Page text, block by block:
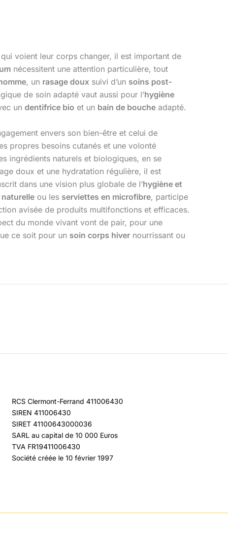
voient leur corps changer, il est important de
nécessitent une attention particulière, tout
, un rasage doux suivi d’un soins post-
de soin adapté vaut aussi pour l’hygiène
un dentifrice bio et un bain de bouche adapté.
envers son bien-être et celui de
propres besoins cutanés et une volonté
ingrédients naturels et biologiques, en se
doux et une hydratation régulière, il est
dans une vision plus globale de l’hygiène et
ou les serviettes en microfibre, participe
avisée de produits multifonctions et efficaces.
du monde vivant vont de pair, pour une
ce soit pour un soin corps hiver nourrissant ou
RCS Clermont-Ferrand 411006430
SIREN 411006430
SIRET 41100643000036
SARL au capital de 10 000 Euros
TVA FR19411006430
Société créée le 10 février 1997